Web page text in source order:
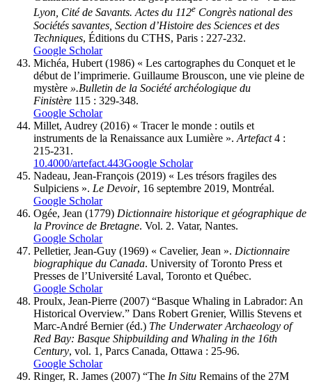
Lyon, Cité de Savants. Actes du 112e Congrès national des
Sociétés savantes, Section d’Histoire des Sciences et des
Techniques, Éditions du CTHS, Paris : 227-232.
Google Scholar
Michéa, Hubert (1986) « Les cartographes du Conquet et le
début de l’imprimerie. Guillaume Brouscon, une vie pleine de
mystère ».Bulletin de la Société archéologique du
Finistère 115 : 329-348.
Google Scholar
Millet, Audrey (2016) « Tracer le monde : outils et
instruments de la Renaissance aux Lumière ». Artefact4 :
215-231.
10.4000/artefact.443Google Scholar
Nadeau, Jean-François (2019) « Les trésors fragiles des
Sulpiciens ». Le Devoir, 16 septembre 2019, Montréal.
Google Scholar
Ogée, Jean (1779) Dictionnaire historique et géographique de
la Province de Bretagne. Vol. 2. Vatar, Nantes.
Google Scholar
Pelletier, Jean-Guy (1969) « Cavelier, Jean ». Dictionnaire
biographique du Canada. University of Toronto Press et
Presses de l’Université Laval, Toronto et Québec.
Google Scholar
Proulx, Jean-Pierre (2007) “Basque Whaling in Labrador: An
Historical Overview.” Dans Robert Grenier, Willis Stevens et
Marc-André Bernier (éd.) The Underwater Archaeology of
Red Bay: Basque Shipbuilding and Whaling in the 16th
Century, vol. 1, Parcs Canada, Ottawa : 25-96.
Google Scholar
Ringer, R. James (2007) “The In Situ Remains of the 27M